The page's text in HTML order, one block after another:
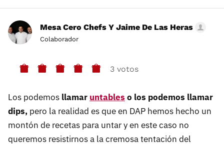
Mesa Cero Chefs Y Jaime De Las Heras
Colaborador
3 votos
Los podemos llamar untables o los podemos llamar
dips, pero la realidad es que en DAP hemos hecho un
montón de recetas para untar y en este caso no
queremos resistirnos a la cremosa tentación del